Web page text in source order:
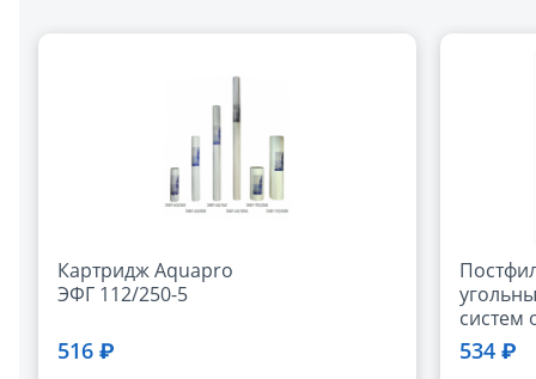
Картридж Aquapro
ЭФГ 112/250-5
516 ₽
систем
осмоса
534 ₽